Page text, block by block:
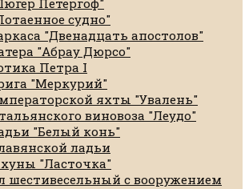
судно"
"Двенадцать апостолов"
"Абрау Дюрсо"
Петра I
"Меркурий"
яхты "Увалень"
виновоза "Леудо"
"Белый конь"
ладьи
"Ласточка"
шестивесельный с вооружением